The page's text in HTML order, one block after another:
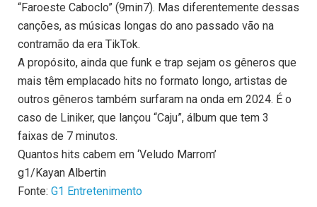
“Faroeste Caboclo” (9min7). Mas diferentemente dessas
canções, as músicas longas do ano passado vão na
contramão da era TikTok.
A propósito, ainda que funk e trap sejam os gêneros que
mais têm emplacado hits no formato longo, artistas de
outros gêneros também surfaram na onda em 2024. É o
caso de Liniker, que lançou “Caju”, álbum que tem 3
faixas de 7 minutos.
Quantos hits cabem em ‘Veludo Marrom’
g1/Kayan Albertin
Fonte: G1 Entretenimento